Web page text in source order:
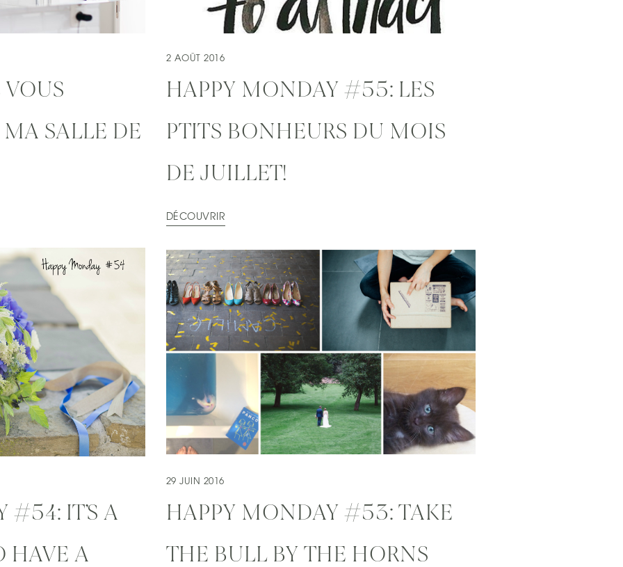
SALLE DE
2 AOÛT 2016
HAPPY MONDAY #55: LES
PTITS BONHEURS DU MOIS
DE JUILLET!
DÉCOUVRIR
#54: IT’S A
HAVE A
29 JUIN 2016
HAPPY MONDAY #53: TAKE
THE BULL BY THE HORNS